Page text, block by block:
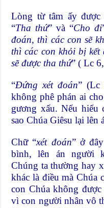
Lòng từ tâm ấy
“Tha thứ” và “Cho đi
đoán, thì các con sẽ
thì các con khỏi bị
sẽ được tha thứ” ( Lc
“Đứng xét đoán” (Lc
không phê phán ai
gương xấu. Nếu hiểu
sao Chúa Giêsu lại
Chữ “xét đoán” ở
bình, lên án người
Chúng ta thường hay
khác là điều mà Chúa
con Chúa không
vì con người nhân vô